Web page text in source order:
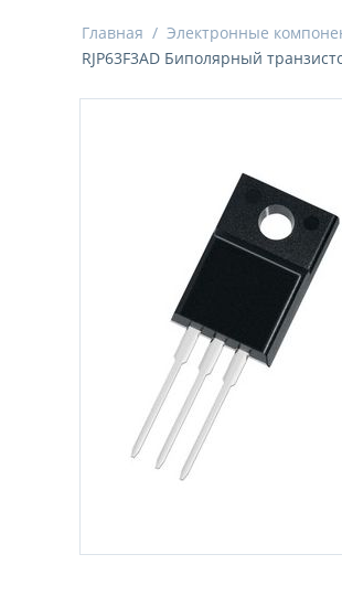
Главная / Электронные
RJP63F3AD Биполярный